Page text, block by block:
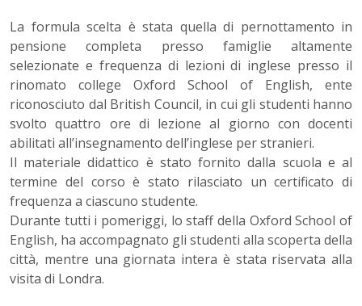
La formula scelta è stata quella di pernottamento in
pensione completa presso famiglie altamente
selezionate e frequenza di lezioni di inglese presso il
rinomato college Oxford School of English, ente
riconosciuto dal British Council, in cui gli studenti hanno
svolto quattro ore di lezione al giorno con docenti
abilitati all’insegnamento dell’inglese per stranieri.
Il materiale didattico è stato fornito dalla scuola e al
termine del corso è stato rilasciato un certificato di
frequenza a ciascuno studente.
Durante tutti i pomeriggi, lo staff della Oxford School of
English, ha accompagnato gli studenti alla scoperta della
città, mentre una giornata intera è stata riservata alla
visita di Londra.